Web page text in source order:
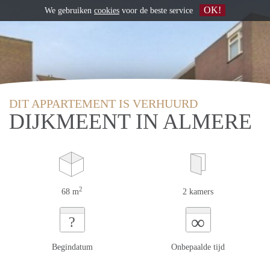
DIT APPARTEMENT IS VERHUURD
DIJKMEENT IN ALMERE
68 m2 2 kamers
?
Begindatum
∞
Onbepaalde tijd
We gebruiken cookies voor de beste service OK!